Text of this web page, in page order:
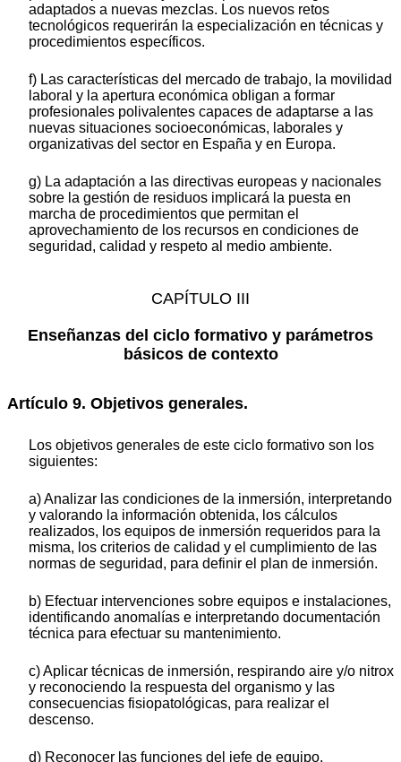
adaptados a nuevas mezclas. Los nuevos retos
tecnológicos requerirán la especialización en técnicas y
procedimientos específicos.
f) Las características del mercado de trabajo, la movilidad
laboral y la apertura económica obligan a formar
profesionales polivalentes capaces de adaptarse a las
nuevas situaciones socioeconómicas, laborales y
organizativas del sector en España y en Europa.
g) La adaptación a las directivas europeas y nacionales
sobre la gestión de residuos implicará la puesta en
marcha de procedimientos que permitan el
aprovechamiento de los recursos en condiciones de
seguridad, calidad y respeto al medio ambiente.
CAPÍTULO III
Enseñanzas del ciclo formativo y parámetros
básicos de contexto
Artículo 9. Objetivos generales.
Los objetivos generales de este ciclo formativo son los
siguientes:
a) Analizar las condiciones de la inmersión, interpretando
y valorando la información obtenida, los cálculos
realizados, los equipos de inmersión requeridos para la
misma, los criterios de calidad y el cumplimiento de las
normas de seguridad, para definir el plan de inmersión.
b) Efectuar intervenciones sobre equipos e instalaciones,
identificando anomalías e interpretando documentación
técnica para efectuar su mantenimiento.
c) Aplicar técnicas de inmersión, respirando aire y/o nitrox
y reconociendo la respuesta del organismo y las
consecuencias fisiopatológicas, para realizar el
descenso.
d) Reconocer las funciones del jefe de equipo,